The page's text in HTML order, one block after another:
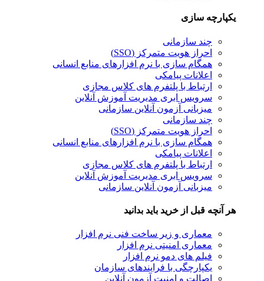
سازی
چند سازمانی
احراز هویت متمرکز (SSO)
همگام سازی با نرم افزارهای منابع انسانی
اعلانات پیامکی
ارتباط با پلتفرم های کلاس مجازی
سرویس ابری مدیریت آموزش آنلاین
میزبانی آزمون آنلاین سازمانی
چند سازمانی
احراز هویت متمرکز (SSO)
همگام سازی با نرم افزارهای منابع انسانی
اعلانات پیامکی
ارتباط با پلتفرم های کلاس مجازی
سرویس ابری مدیریت آموزش آنلاین
میزبانی آزمون آنلاین سازمانی
قبل از خرید باید بدانید
معماری و زیر ساخت فنی نرم افزار
معماری امنیتی نرم افزار
فیلم های دمو نرم افزار
یکپارچگی با فرایندهای سازمان
اصالت و امنیت آزمون آنلاین